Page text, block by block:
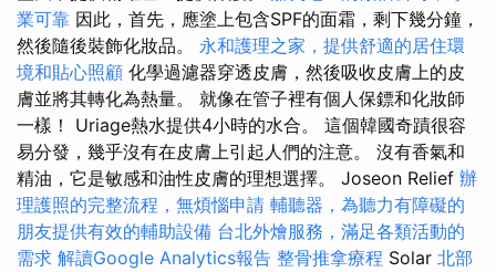
業可靠 因此，首先，應塗上包含SPF的面霜，剩下幾分鐘，
然後隨後裝飾化妝品。 永和護理之家，提供舒適的居住環
境和貼心照顧 化學過濾器穿透皮膚，然後吸收皮膚上的皮
膚並將其轉化為熱量。 就像在管子裡有個人保鏢和化妝師
一樣！ Uriage熱水提供4小時的水合。 這個韓國奇蹟很容
易分發，幾乎沒有在皮膚上引起人們的注意。 沒有香氣和
精油，它是敏感和油性皮膚的理想選擇。 Joseon Relief 辦
理護照的完整流程，無煩惱申請 輔聽器，為聽力有障礙的
朋友提供有效的輔助設備 台北外燴服務，滿足各類活動的
需求 解讀Google Analytics報告 整骨推拿療程 Solar 北部